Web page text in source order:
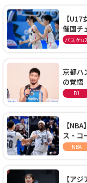
【
催国チ
通過！
バスケ
京都ハ
の覚悟
に、京
B1
【
ス・コ
ーズに
NBA
【ア